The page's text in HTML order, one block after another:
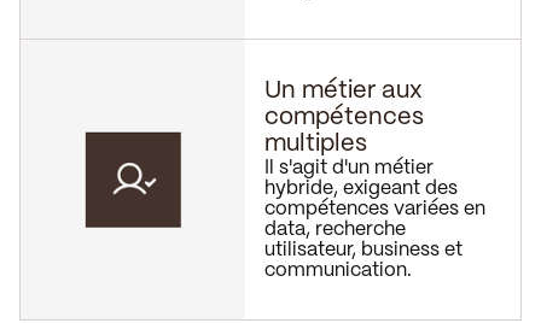
Un métier aux
compétences
multiples
Il s'agit d'un métier
hybride, exigeant des
compétences variées en
data, recherche
utilisateur, business et
communication.